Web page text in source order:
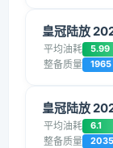
皇冠陆放
平均油耗 5.99
整备质量 1965
皇冠陆放
平均油耗 6.1
整备质量 2035